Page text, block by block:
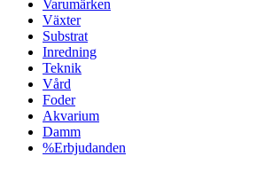
Varumärken
Växter
Substrat
Inredning
Teknik
Vård
Foder
Akvarium
Damm
%Erbjudanden